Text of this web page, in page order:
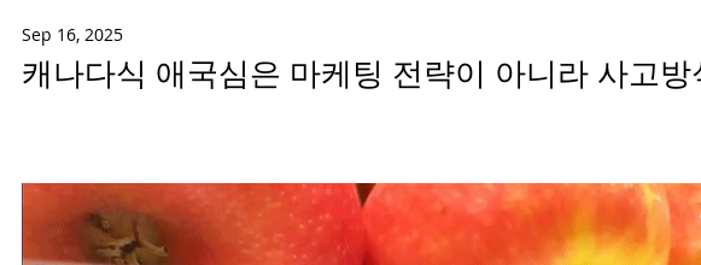
Sep 16, 2025
캐나다식 애국심은 마케팅 전략이 아니라 사고방